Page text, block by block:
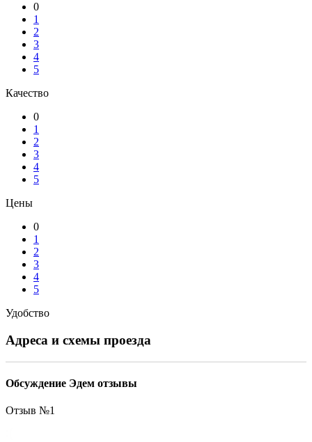
0
1
2
3
4
5
Качество
0
1
2
3
4
5
Цены
0
1
2
3
4
5
Удобство
Адреса и схемы проезда
Обсуждение Эдем отзывы
Отзыв №1